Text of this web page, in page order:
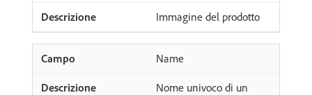
Immagine del prodotto
Name
Nome univoco di un